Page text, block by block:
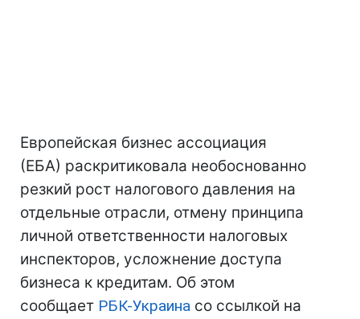
Европейская бизнес ассоциация
(ЕБА) раскритиковала необоснованно
резкий рост налогового давления на
отдельные отрасли, отмену принципа
личной ответственности налоговых
инспекторов, усложнение доступа
бизнеса к кредитам. Об этом
сообщает РБК-Украина со ссылкой на